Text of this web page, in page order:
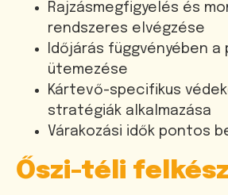
Rajzásmegfigyelés és
rendszeres elvégzése
Időjárás függvényében
ütemezése
Kártevő-specifikus
stratégiák alkalmazása
Várakozási idők pontos
Őszi-téli